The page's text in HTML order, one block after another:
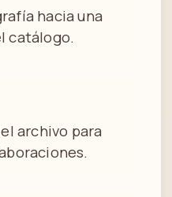
hacia una
catálogo.
archivo para